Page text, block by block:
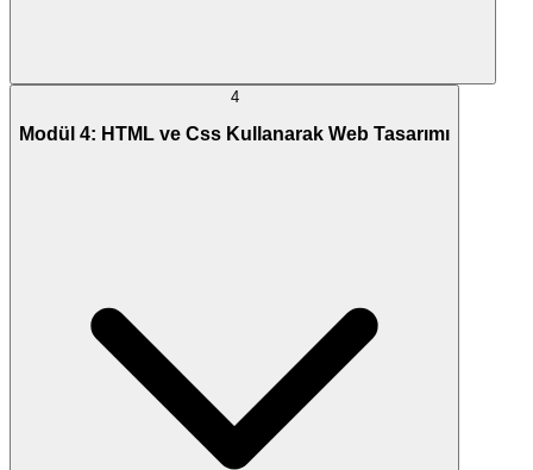
4
Modül 4: HTML ve Css Kullanarak Web Tasarımı